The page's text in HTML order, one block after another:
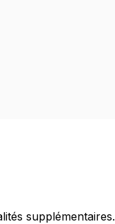
supplémentaires.